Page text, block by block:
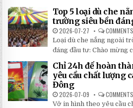
Top 5 loại dù che
trường siêu bền
2026-07-27
Loại dù che nắng ngoài
đáng đầu tư: Chào mừng
Chỉ 24h để hoàn
yêu cầu chất lượng
Đông
2026-07-09
Vở in hình theo yêu cầu